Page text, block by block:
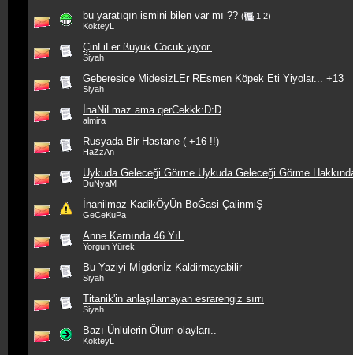
bu yaratıqın ismini bilen var mı ?? ( 1 2)
KokteyL
ÇinLiLer ßuyuk Cocuk yıyor.
Siyah
Geberesice MidesizLEr REsmen Köpek Eti Yiyolar... +13
Siyah
İnaNiLmaz ama qerCekkk:D:D
almira
Rusyada Bir Hastane ( +16 !!)
HaZzAn
Uykuda Geleceği Görme Uykuda Geleceği Görme
DuNyaM
İnanilmaz KadikÖyÜn BoĞasi ÇalinmiŞ
GeCeKuPa
Anne Karnında 46 Yıl.
Yorgun Yürek
Bu Yaziyi Mİgdenİz Kaldirmayabilir
Siyah
Titanik'in anlaşılamayan esrarengiz sırrı
Siyah
Bazı Ünlülerin Ölüm olayları..
KokteyL